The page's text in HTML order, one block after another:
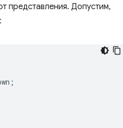
представления. Допустим,